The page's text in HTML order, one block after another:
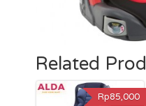
Related
Rp85,000